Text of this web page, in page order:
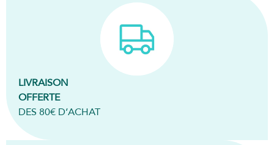
LIVRAISON
OFFERTE
DES 80€ D’ACHAT